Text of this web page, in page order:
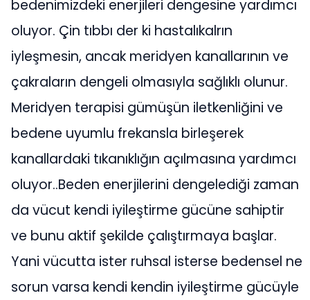
bedenimizdeki enerjileri dengesine yardımcı
oluyor. Çin tıbbı der ki hastalıkalrın
iyleşmesin, ancak meridyen kanallarının ve
çakraların dengeli olmasıyla sağlıklı olunur.
Meridyen terapisi gümüşün iletkenliğini ve
bedene uyumlu frekansla birleşerek
kanallardaki tıkanıklığın açılmasına yardımcı
oluyor..Beden enerjilerini dengelediği zaman
da vücut kendi iyileştirme gücüne sahiptir
ve bunu aktif şekilde çalıştırmaya başlar.
Yani vücutta ister ruhsal isterse bedensel ne
sorun varsa kendi kendin iyileştirme gücüyle